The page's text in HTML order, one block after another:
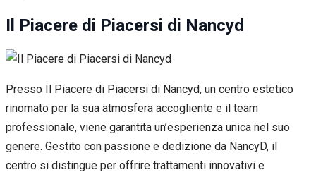
Il Piacere di Piacersi di Nancyd
Presso Il Piacere di Piacersi di Nancyd, un centro estetico
rinomato per la sua atmosfera accogliente e il team
professionale, viene garantita un’esperienza unica nel suo
genere. Gestito con passione e dedizione da NancyD, il
centro si distingue per offrire trattamenti innovativi e